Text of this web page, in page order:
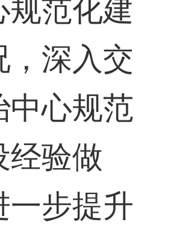
规范化建
，深入交
中心规范
经验做
一步提升